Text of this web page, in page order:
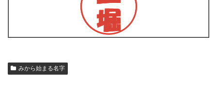
みから始まる名字